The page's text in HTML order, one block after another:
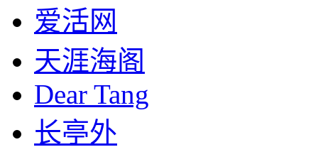
爱活网
天涯海阁
Dear Tang
长亭外